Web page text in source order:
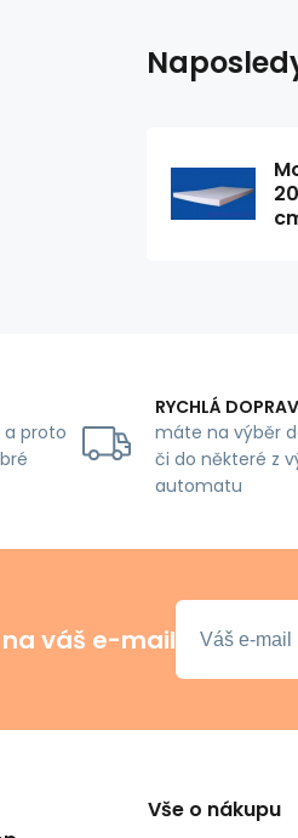
a proto
RYCHLÁ
máte na výběr
či do některé z
automatu
váš e-mail
Vše o nákupu